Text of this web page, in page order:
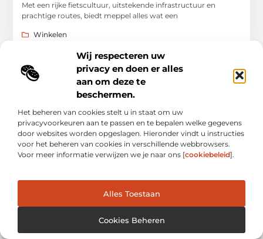
Wij respecteren uw
privacy en doen er alles
aan om deze te
beschermen.
Het beheren van cookies stelt u in staat om uw
privacyvoorkeuren aan te passen en te bepalen welke gegevens
door websites worden opgeslagen. Hieronder vindt u instructies
voor het beheren van cookies in verschillende webbrowsers.
Voor meer informatie verwijzen we je naar ons [cookiebeleid].
Alles Toestaan
Cookies Beheren
Met een rijke fietscultuur, uitstekende infrastructuur en
prachtige routes, biedt meppel alles wat een
Winkelen
Een gids voor fietsenmaker in Venray voor lokale
fietsers en enthousiasten
Als je op zoek bent naar een betrouwbare fietsenmaker in
Venray (fietsservice), dan ben je hier aan het juiste adres. De